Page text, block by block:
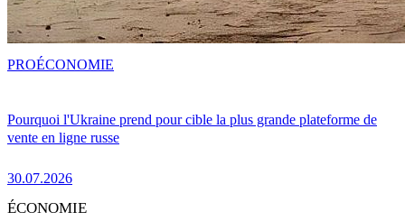
Pourquoi l'Ukraine prend pour cible la plus grande plateforme de
vente en ligne russe
30.07.2026
PROÉCONOMIE
ÉCONOMIE